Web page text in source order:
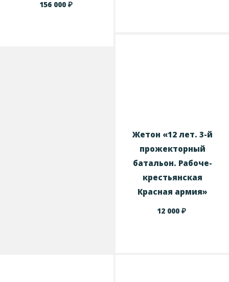
156 000 ₽
Жетон «12 лет. 3-й
прожекторный
батальон. Рабоче-
крестьянская
Красная армия»
12 000₽